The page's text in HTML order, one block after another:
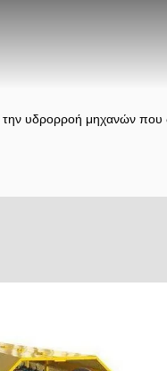
υδρορροή μηχανών που